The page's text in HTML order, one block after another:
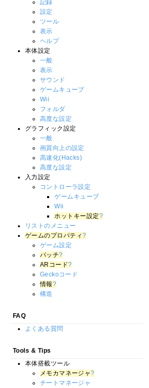
記録
設定
ツール
表示
ヘルプ
本体設定
一般
表示
サウンド
ゲームキューブ
Wii
フォルダ
高度な設定
グラフィック設定
一般
画質向上の設定
高速化(Hacks)
高度な設定
入力設定
コントローラ設定
ゲームキューブ
Wii
ホットキー設定?
リストのメニュー
ゲームのプロパティ?
ゲーム設定
パッチ?
ARコード?
Geckoコード
情報?
構造
FAQ
よくある質問
Tools & Tips
本体搭載ツール
メモカマネージャ?
チートマネージャ